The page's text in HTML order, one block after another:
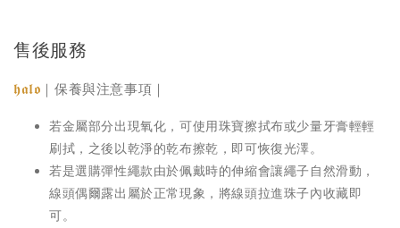
售後服務
𝖍𝖆𝖑𝖔 ｜保養與注意事項｜
若金屬部分出現氧化，可使用珠寶擦拭布或少量牙膏輕輕
刷拭，之後以乾淨的乾布擦乾，即可恢復光澤。
若是選購彈性繩款由於佩戴時的伸縮會讓繩子自然滑動，
線頭偶爾露出屬於正常現象，將線頭拉進珠子內收藏即
可。